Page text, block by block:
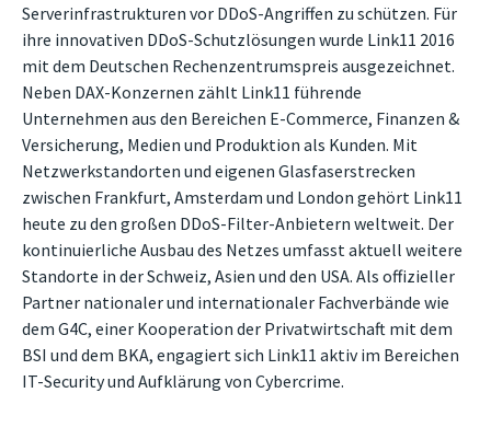
Serverinfrastrukturen vor DDoS-Angriffen zu schützen. Für
ihre innovativen DDoS-Schutzlösungen wurde Link11 2016
mit dem Deutschen Rechenzentrumspreis ausgezeichnet.
Neben DAX-Konzernen zählt Link11 führende
Unternehmen aus den Bereichen E-Commerce, Finanzen &
Versicherung, Medien und Produktion als Kunden. Mit
Netzwerkstandorten und eigenen Glasfaserstrecken
zwischen Frankfurt, Amsterdam und London gehört Link11
heute zu den großen DDoS-Filter-Anbietern weltweit. Der
kontinuierliche Ausbau des Netzes umfasst aktuell weitere
Standorte in der Schweiz, Asien und den USA. Als offizieller
Partner nationaler und internationaler Fachverbände wie
dem G4C, einer Kooperation der Privatwirtschaft mit dem
BSI und dem BKA, engagiert sich Link11 aktiv im Bereichen
IT-Security und Aufklärung von Cybercrime.